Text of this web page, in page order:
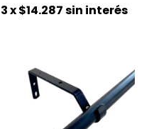
3x$14.287sin interés